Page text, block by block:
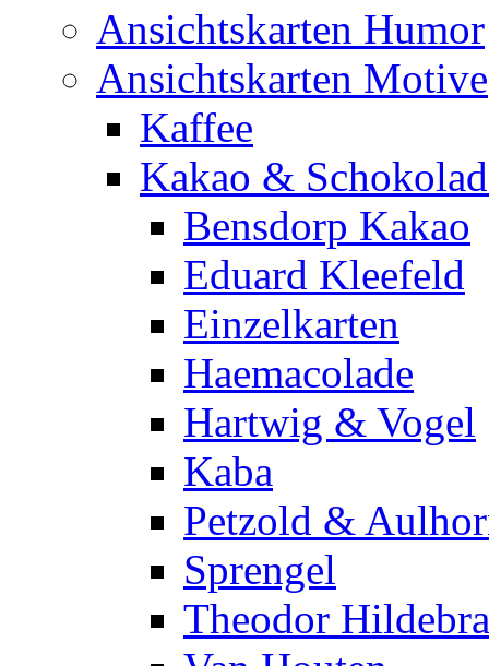
Ansichtskarten Humor
Ansichtskarten Motive
Kaffee
Kakao &
Bensdorp Kakao
Eduard Kleefeld
Einzelkarten
Haemacolade
Hartwig & Vogel
Kaba
Petzold &
Sprengel
Theodor